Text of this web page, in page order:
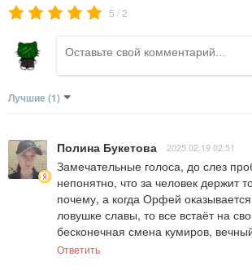
5 /2
Лучшие (1)
Полина Букетова 2025.02.19 02:51
Замечательные голоса, до слез
непонятно, что за человек держит
почему, а когда Орфей
ловушке славы, то все встаёт на
бесконечная смена кумиров,
Ответить